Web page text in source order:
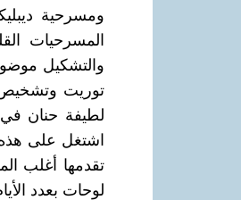
ومسرحية
المسرحيات
والتشكيل
توريت وتشخيص
لطيفة حنان
اشتغل على
تقدمها أغلب
لوحات بعدد